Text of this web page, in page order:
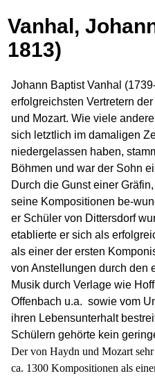
Vanhal,
1813)
Johann Baptist Vanhal
erfolgreichsten Vertretern
und Mozart. Wie viele
sich letztlich im damaligen
niedergelassen haben,
Böhmen und war der Sohn
Durch die Gunst einer
seine Kompositionen be-
er Schüler von Dittersdorf
etablierte er sich als
als einer der ersten
von Anstellungen durch den
Musik durch Verlage wie
Offenbach u.a. sowie vom
ihren Lebensunterhalt
Schülern gehörte kein
Der von Haydn und Mozart
ca. 1300 Kompositionen als